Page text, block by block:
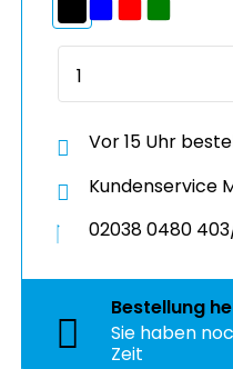
Vor 15 Uhr
Kundenservice
02038 0480
Bestellung
Sie haben
Zeit